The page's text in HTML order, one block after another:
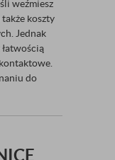
weźmiesz
koszty
Jednak
łatwością
do